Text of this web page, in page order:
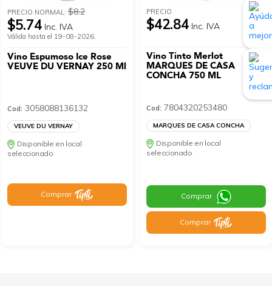
PRECIO NORMAL:$8.2
$5.74 Inc. IVA
Válida hasta el 19-08-2026.
Vino Espumoso Ice Rose
VEUVE DU VERNAY 250 Ml
Cod: 3058088136132
VEUVE DU VERNAY
Disponible en local
seleccionado
Comprar
PRECIO
$42.84 Inc. IVA
Vino Tinto Merlot
MARQUES DE CASA
CONCHA 750 ML
Cod: 7804320253480
MARQUES DE CASA CONCHA
Disponible en local
seleccionado
Comprar
Comprar